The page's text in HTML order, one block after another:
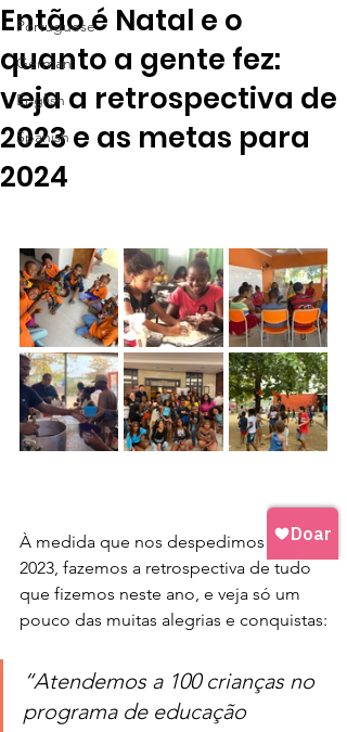
Portuguese
German
English
Spanish
Então é Natal e o
quanto a gente fez:
veja a retrospectiva de
2023 e as metas para
2024
À medida que nos despedimos de
2023, fazemos a retrospectiva de tudo
que fizemos neste ano, e veja só um
pouco das muitas alegrias e conquistas:
“Atendemos a 100 crianças no
programa de educação